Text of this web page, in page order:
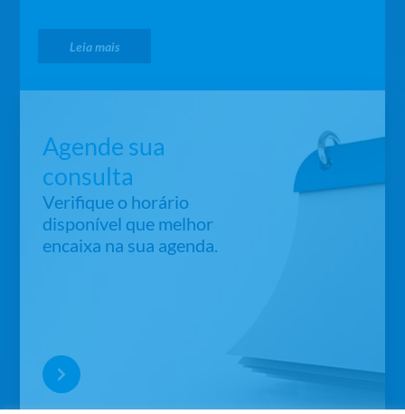
Leia mais
Agende sua
consulta
Verifique o horário
disponível que melhor
encaixa na sua agenda.